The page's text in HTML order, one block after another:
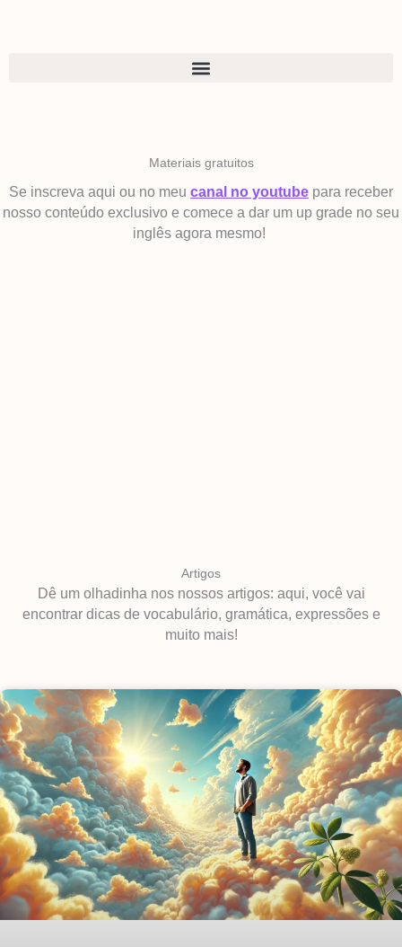
Materiais gratuitos
Se inscreva aqui ou no meu canal no youtube para receber
nosso conteúdo exclusivo e comece a dar um up grade no seu
inglês agora mesmo!
Artigos
Dê um olhadinha nos nossos artigos: aqui, você vai
encontrar dicas de vocabulário, gramática, expressões e
muito mais!